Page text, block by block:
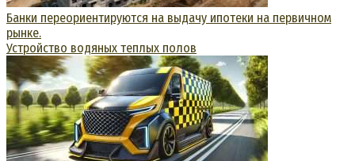
Банки переориентируются на выдачу ипотеки на первичном
рынке.
Устройство водяных теплых полов